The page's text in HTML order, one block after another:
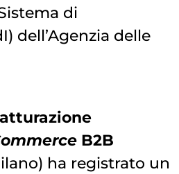
di
dell’Agenzia delle
B2B
ha registrato un